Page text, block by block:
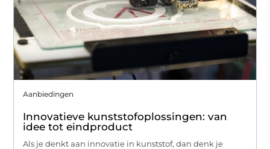
Aanbiedingen
Innovatieve kunststofoplossingen: van
idee tot eindproduct
Als je denkt aan innovatie in kunststof, dan denk je